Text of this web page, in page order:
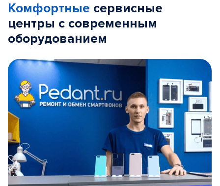
Комфортные сервисные
центры с современным
оборудованием